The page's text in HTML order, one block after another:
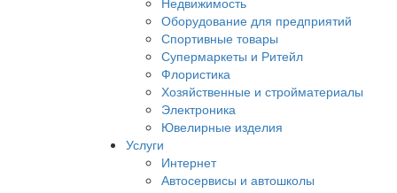
Оборудование для предприятий
Спортивные товары
Супермаркеты и Ритейл
Флористика
Хозяйственные и стройматериалы
Электроника
Ювелирные изделия
Услуги
Интернет
Автосервисы и автошколы